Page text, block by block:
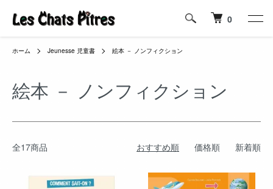
0
ホーム Jeunesse 児童書 絵本 － ノンフィクション
絵本 － ノンフィクション
全17商品 おすすめ順 価格順 新着順